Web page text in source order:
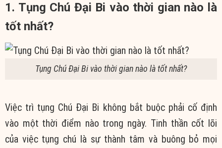
1. Tụng Chú Đại Bi vào thời gian nào là
tốt nhất?
Tụng Chú Đại Bi vào thời gian nào là tốt nhất?
Việc trì tụng Chú Đại Bi không bắt buộc phải cố định
vào một thời điểm nào trong ngày. Tinh thần cốt lõi
của việc tụng chú là sự thành tâm và buông bỏ mọi